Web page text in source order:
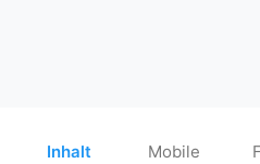
Inhalt
Mobile